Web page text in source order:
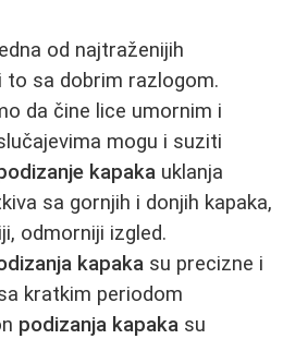
od najtraženijih
sa dobrim razlogom.
da čine lice umornim i
mogu i suziti
kapaka uklanja
sa gornjih i donjih kapaka,
odmorniji izgled.
kapaka su precizne i
kratkim periodom
podizanja kapaka su